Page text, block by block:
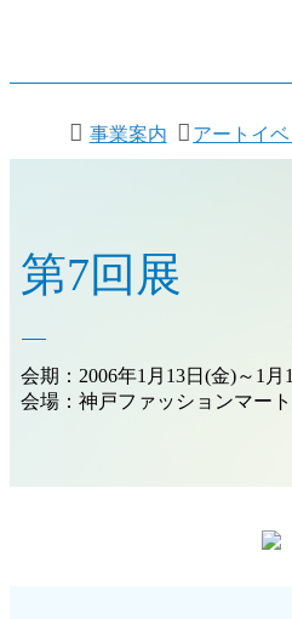
事業案内 アートイベ
第7回展
会期：2006年1月13日(金)～1月
会場：神戸ファッションマー